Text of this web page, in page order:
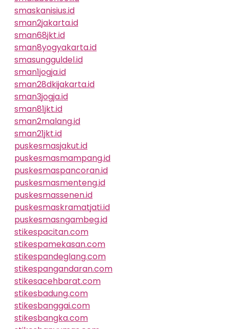
smaskanisius.id
sman2jakarta.id
sman68jkt.id
sman8yogyakarta.id
smasungguldel.id
sman1jogja.id
sman28dkijakarta.id
sman3jogja.id
sman81jkt.id
sman2malang.id
sman21jkt.id
puskesmasjakut.id
puskesmasmampang.id
puskesmaspancoran.id
puskesmasmenteng.id
puskesmassenen.id
puskesmaskramatjati.id
puskesmasngambeg.id
stikespacitan.com
stikespamekasan.com
stikespandeglang.com
stikespangandaran.com
stikesacehbarat.com
stikesbadung.com
stikesbanggai.com
stikesbangka.com